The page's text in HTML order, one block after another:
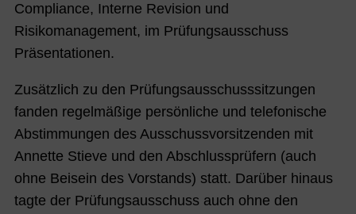
Compliance, Interne Revision und
Risikomanagement, im Prüfungsausschuss
Präsentationen.
Zusätzlich zu den Prüfungsausschusssitzungen
fanden regelmäßige persönliche und telefonische
Abstimmungen des Ausschussvorsitzenden mit
Annette Stieve und den Abschlussprüfern (auch
ohne Beisein des Vorstands) statt. Darüber hinaus
tagte der Prüfungsausschuss auch ohne den